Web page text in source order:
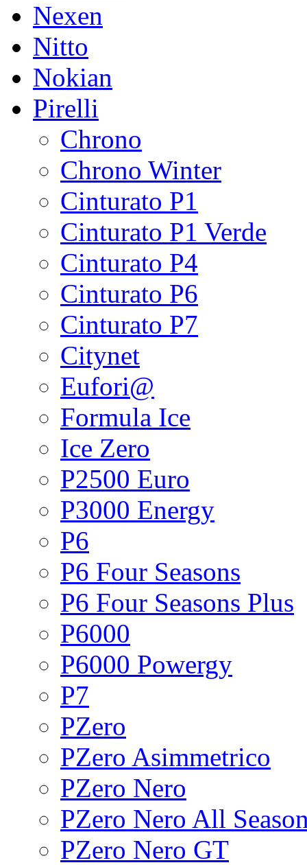
Nexen
Nitto
Nokian
Pirelli
Chrono
Chrono Winter
Cinturato P1
Cinturato P1 Verde
Cinturato P4
Cinturato P6
Cinturato P7
Citynet
Eufori@
Formula Ice
Ice Zero
P2500 Euro
P3000 Energy
P6
P6 Four Seasons
P6 Four Seasons Plus
P6000
P6000 Powergy
P7
PZero
PZero Asimmetrico
PZero Nero
PZero Nero All
PZero Nero GT